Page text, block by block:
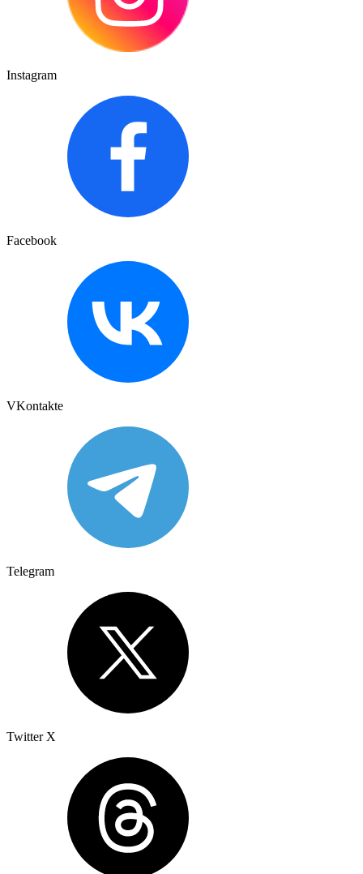
Instagram
Facebook
VKontakte
Telegram
Twitter X